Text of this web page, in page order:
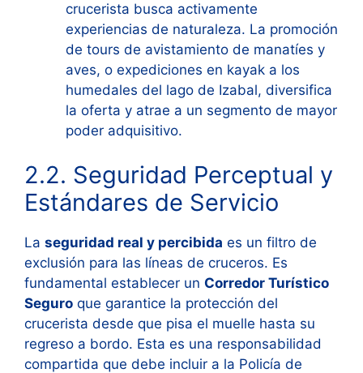
crucerista busca activamente
experiencias de naturaleza. La promoción
de tours de avistamiento de manatíes y
aves, o expediciones en kayak a los
humedales del lago de Izabal, diversifica
la oferta y atrae a un segmento de mayor
poder adquisitivo.
2.2. Seguridad Perceptual y
Estándares de Servicio
La seguridad real y percibida es un filtro de
exclusión para las líneas de cruceros. Es
fundamental establecer un Corredor Turístico
Seguro que garantice la protección del
crucerista desde que pisa el muelle hasta su
regreso a bordo. Esta es una responsabilidad
compartida que debe incluir a la Policía de